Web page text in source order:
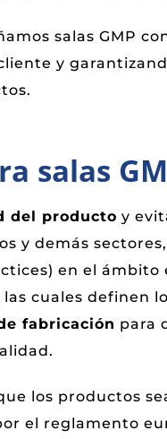
salas GMP
y
salas
del producto y
y demás
en el ámbito
cuales definen
fabricación para
los productos
el reglamento